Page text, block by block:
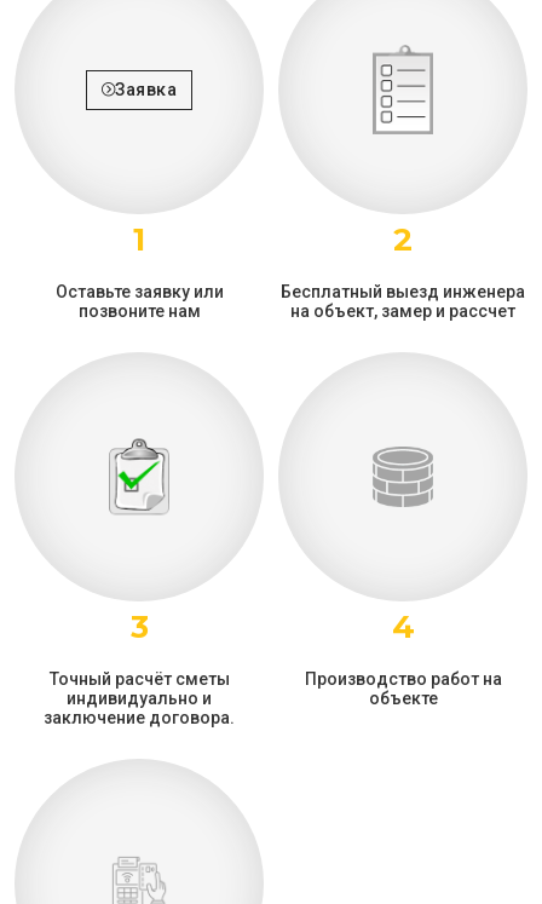
Заявка
1
Оставьте заявку или
позвоните нам
2
Бесплатный выезд инженера
на объект, замер и рассчет
3
Точный расчёт сметы
индивидуально и
заключение договора.
4
Производство работ на
объекте